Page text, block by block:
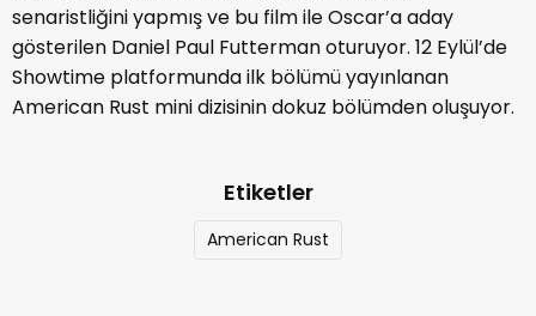
senaristliğini yapmış ve bu film ile Oscar’a aday
gösterilen Daniel Paul Futterman oturuyor. 12 Eylül’de
Showtime platformunda ilk bölümü yayınlanan
American Rust mini dizisinin dokuz bölümden oluşuyor.
Etiketler
American Rust